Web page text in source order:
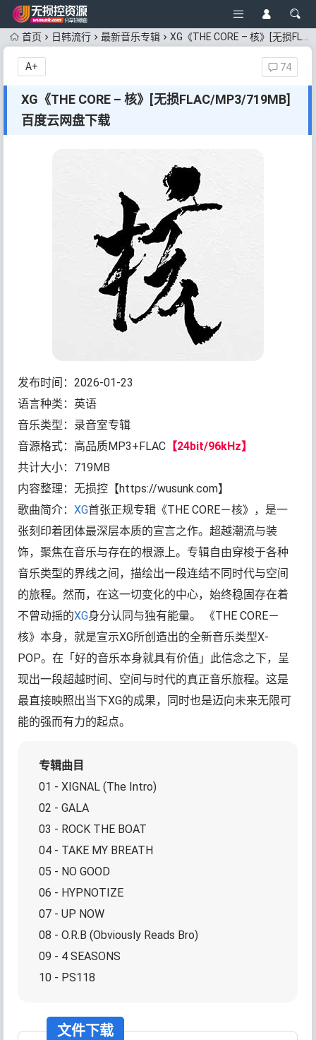
首页 日韩流行 最新音乐专辑 XG《THE CORE – 核》[无损FLAC/MP3/719MB]百度云网盘下载
XG《THE CORE – 核》[无损FLAC/MP3/719MB]
百度云网盘下载
74
A+
发布时间：2026-01-23
语言种类：英语
音乐类型：录音室专辑
音源格式：高品质MP3+FLAC 【24bit/96kHz】
共计大小：719MB
内容整理：无损控【https://wusunk.com】
歌曲简介：XG首张正规专辑《THE CORE－核》，是一
张刻印着团体最深层本质的宣言之作。超越潮流与装
饰，聚焦在音乐与存在的根源上。专辑自由穿梭于各种
音乐类型的界线之间，描绘出一段连结不同时代与空间
的旅程。然而，在这一切变化的中心，始终稳固存在着
不曾动摇的XG身分认同与独有能量。 《THE CORE－
核》本身，就是宣示XG所创造出的全新音乐类型X-
POP。在「好的音乐本身就具有价值」此信念之下，呈
现出一段超越时间、空间与时代的真正音乐旅程。这是
最直接映照出当下XG的成果，同时也是迈向未来无限可
能的强而有力的起点。
专辑曲目
01 - XIGNAL (The Intro)
02 - GALA
03 - ROCK THE BOAT
04 - TAKE MY BREATH
05 - NO GOOD
06 - HYPNOTIZE
07 - UP NOW
08 - O.R.B (Obviously Reads Bro)
09 - 4 SEASONS
10 - PS118
文件下载